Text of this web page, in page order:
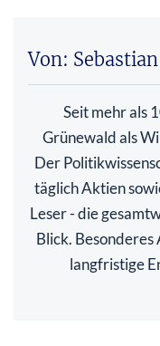
Von:
Seit mehr als
Grünewald als
Der
täglich Aktien
Leser - die
Blick.
langfristige